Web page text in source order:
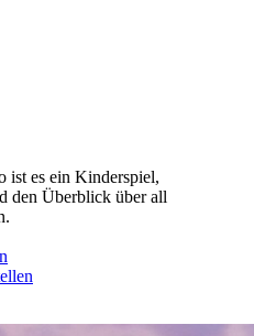
ist es ein Kinderspiel,
den Überblick über all